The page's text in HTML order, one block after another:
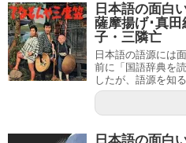
日本語の面白
薩摩揚げ･真
子・三隣亡
日本語の語源には
前に「国語辞典を
したが、語源を知
日本語の面白